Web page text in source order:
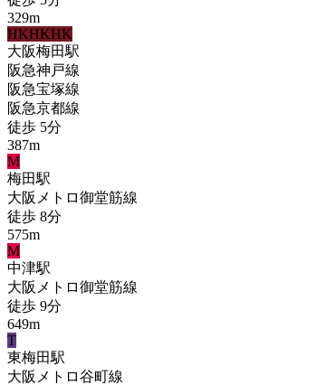
329m
HKHKHK
大阪梅田駅
阪急神戸線
阪急宝塚線
阪急京都線
徒歩 5分
387m
M
梅田駅
大阪メトロ御堂筋線
徒歩 8分
575m
M
中津駅
大阪メトロ御堂筋線
徒歩 9分
649m
T
東梅田駅
大阪メトロ谷町線